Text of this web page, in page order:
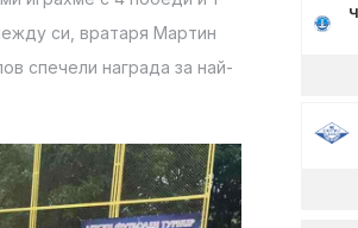
си, вратаря Мартин
спечели награда за най-